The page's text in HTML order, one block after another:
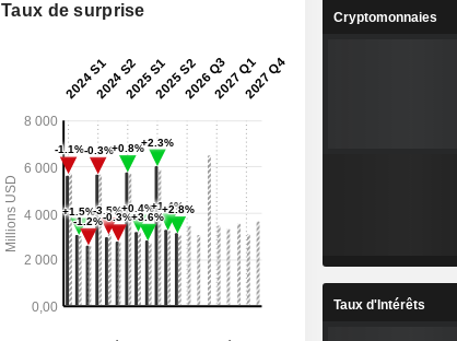
Taux de surprise
Cryptomonnaies
Taux d'Intérêts